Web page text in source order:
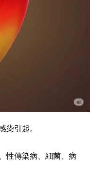
染引起。
性傳染病、細菌、病